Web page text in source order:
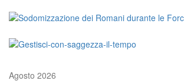
Agosto 2026